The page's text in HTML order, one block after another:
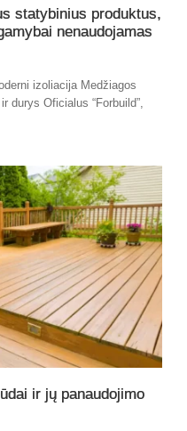
statybinius produktus,
nenaudojamas
izoliacija Medžiagos
durys Oficialus “Forbuild”,
ir jų panaudojimo